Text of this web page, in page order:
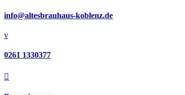
info@altesbrauhaus-koblenz.de
v
0261 1330377
